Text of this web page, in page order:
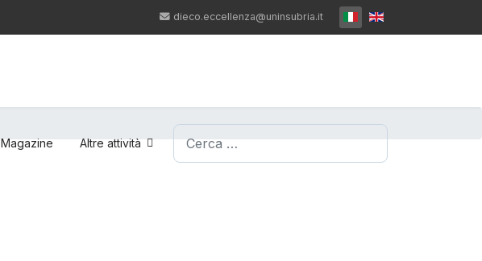
dieco.eccellenza@uninsubria.it Seleziona la tua lingua
Magazine Altre attività
Cerca